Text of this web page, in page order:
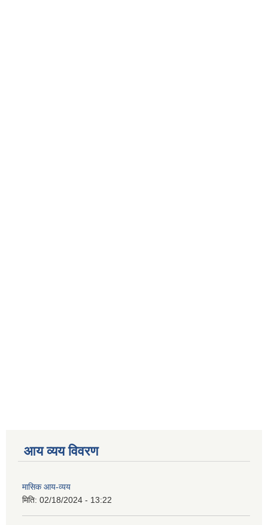
आय व्यय विवरण
मासिक आय-व्यय
मिति: 02/18/2024 - 13:22